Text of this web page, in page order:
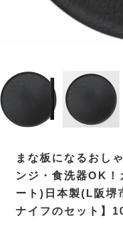
まな板になるおし
ンジ・食洗器OK！
ート)日本製(L阪
ナイフのセット】